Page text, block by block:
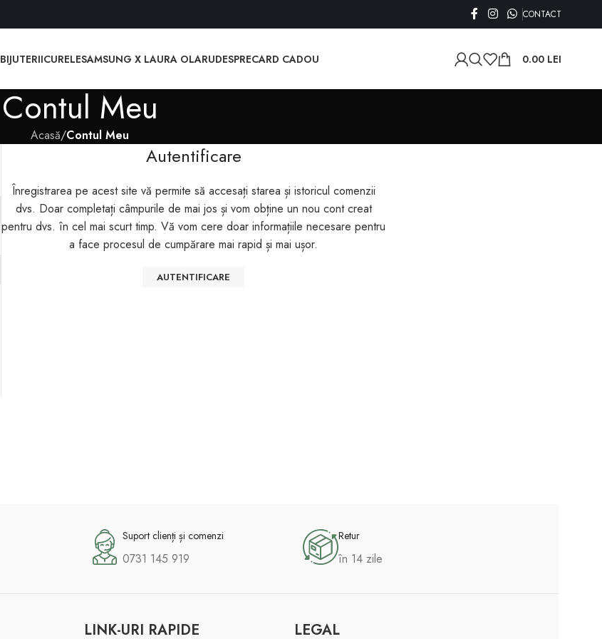
CONTACT
BIJUTERIICURELESAMSUNG X LAURA OLARUDESPRECARD CADOU 0.00 LEI
Contul Meu
Acasă/Contul Meu
Autentificare
Înregistrarea pe acest site vă permite să accesați starea și istoricul comenzii
dvs. Doar completați câmpurile de mai jos și vom obține un nou cont creat
pentru dvs. în cel mai scurt timp. Vă vom cere doar informațiile necesare pentru
a face procesul de cumpărare mai rapid și mai ușor.
AUTENTIFICARE
Suport clienți și comenzi
0731 145 919
Retur
în 14 zile
LINK-URI RAPIDE LEGAL